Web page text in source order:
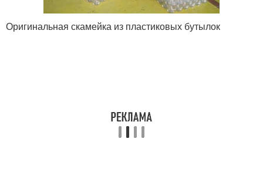
Оригинальная скамейка из пластиковых бутылок